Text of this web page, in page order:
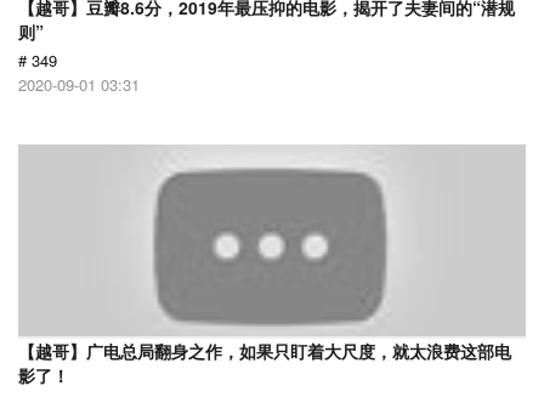
【越哥】豆瓣8.6分，2019年最压抑的电影，揭开了夫妻间的“潜规
则”
# 349
2020-09-01 03:31
【越哥】广电总局翻身之作，如果只盯着大尺度，就太浪费这部电
影了！